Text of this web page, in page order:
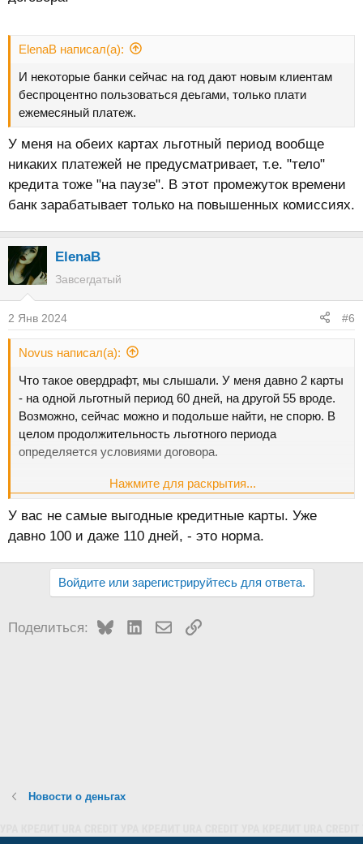
ElenaB написал(а):
И некоторые банки сейчас на год дают новым клиентам
беспроцентно пользоваться деьгами, только плати
ежемесяный платеж.
У меня на обеих картах льготный период вообще
никаких платежей не предусматривает, т.е. "тело"
кредита тоже "на паузе". В этот промежуток времени
банк зарабатывает только на повышенных комиссиях.
ElenaB
Завсегдатый
2 Янв 2024 #6
Novus написал(а):
Что такое овердрафт, мы слышали. У меня давно 2 карты
- на одной льготный период 60 дней, на другой 55 вроде.
Возможно, сейчас можно и подольше найти, не спорю. В
целом продолжительность льготного периода
определяется условиями договора.
платежей не предусматривает, т.е. "тело" кредита тоже
"на паузе". В этот промежуток времени банк
Нажмите для раскрытия...
У вас не самые выгодные кредитные карты. Уже
давно 100 и даже 110 дней, - это норма.
Войдите или зарегистрируйтесь для ответа.
Поделиться: BlueskyLinkedInЭлектронная почта
Ссылка
Новости о деньгах